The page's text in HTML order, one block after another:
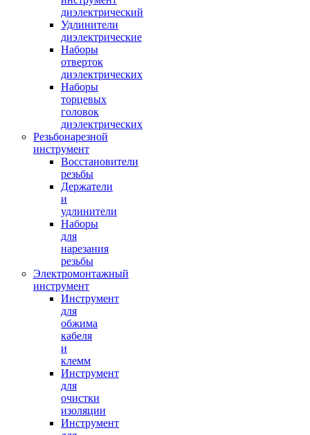
диэлектрический
Удлинители
диэлектрические
Наборы
отверток
диэлектрических
Наборы
торцевых
головок
диэлектрических
Резьбонарезной
инструмент
Восстановители
резьбы
Держатели
и
удлинители
Наборы
для
нарезания
резьбы
Электромонтажный
инструмент
Инструмент
для
обжима
кабеля
и
клемм
Инструмент
для
очистки
изоляции
Инструмент